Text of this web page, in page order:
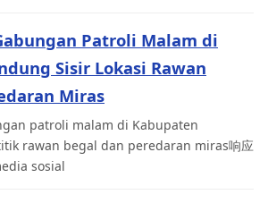
Patroli Malam di
Sisir Lokasi Rawan
Miras
patroli malam di Kabupaten
rawan begal dan peredaran miras响应
sosial